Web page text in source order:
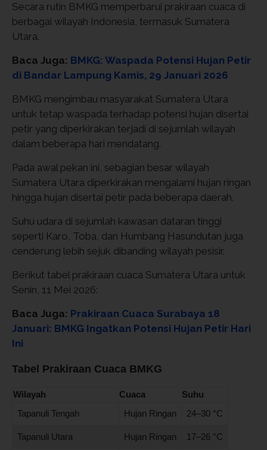
Secara rutin BMKG memperbarui prakiraan cuaca di
berbagai wilayah Indonesia, termasuk Sumatera
Utara.
Baca Juga: BMKG: Waspada Potensi Hujan Petir
di Bandar Lampung Kamis, 29 Januari 2026
BMKG mengimbau masyarakat Sumatera Utara
untuk tetap waspada terhadap potensi hujan disertai
petir yang diperkirakan terjadi di sejumlah wilayah
dalam beberapa hari mendatang.
Pada awal pekan ini, sebagian besar wilayah
Sumatera Utara diperkirakan mengalami hujan ringan
hingga hujan disertai petir pada beberapa daerah.
Suhu udara di sejumlah kawasan dataran tinggi
seperti Karo, Toba, dan Humbang Hasundutan juga
cenderung lebih sejuk dibanding wilayah pesisir.
Berikut tabel prakiraan cuaca Sumatera Utara untuk
Senin, 11 Mei 2026:
Baca Juga: Prakiraan Cuaca Surabaya 18
Januari: BMKG Ingatkan Potensi Hujan Petir Hari
Ini
Tabel Prakiraan Cuaca BMKG
Wilayah Cuaca
Suhu
Tapanuli Tengah
Hujan Ringan 24–30 °C
Tapanuli Utara Hujan Ringan 17–26 °C